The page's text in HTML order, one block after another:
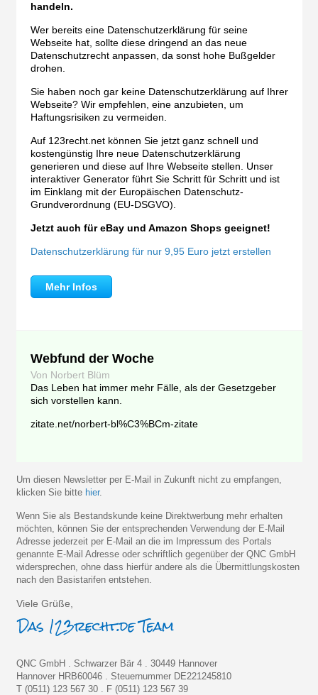
handeln.
Wer bereits eine Datenschutzerklärung für seine
Webseite hat, sollte diese dringend an das neue
Datenschutzrecht anpassen, da sonst hohe Bußgelder
drohen.
Sie haben noch gar keine Datenschutzerklärung auf Ihrer
Webseite? Wir empfehlen, eine anzubieten, um
Haftungsrisiken zu vermeiden.
Auf 123recht.net können Sie jetzt ganz schnell und
kostengünstig Ihre neue Datenschutzerklärung
generieren und diese auf Ihre Webseite stellen. Unser
interaktiver Generator führt Sie Schritt für Schritt und ist
im Einklang mit der Europäischen Datenschutz-
Grundverordnung (EU-DSGVO).
Jetzt auch für eBay und Amazon Shops geeignet!
Datenschutzerklärung für nur 9,95 Euro jetzt erstellen
Mehr Infos
Webfund der Woche
Von Norbert Blüm
Das Leben hat immer mehr Fälle, als der Gesetzgeber
sich vorstellen kann.
zitate.net/norbert-bl%C3%BCm-zitate
Um diesen Newsletter per E-Mail in Zukunft nicht zu empfangen,
klicken Sie bitte hier.
Wenn Sie als Bestandskunde keine Direktwerbung mehr erhalten
möchten, können Sie der entsprechenden Verwendung der E-Mail
Adresse jederzeit per E-Mail an die im Impressum des Portals
genannte E-Mail Adresse oder schriftlich gegenüber der QNC GmbH
widersprechen, ohne dass hierfür andere als die Übermittlungskosten
nach den Basistarifen entstehen.
Viele Grüße,
QNC GmbH . Schwarzer Bär 4 . 30449 Hannover
Hannover HRB60046 . Steuernummer DE221245810
T (0511) 123 567 30 . F (0511) 123 567 39